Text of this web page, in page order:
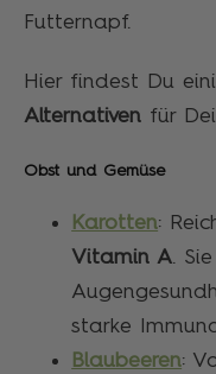
Futternapf.
Hier findest Du
Alternativen für
Obst und Gemüse
Karotten:
Vitamin A.
starke
Blaubeeren: